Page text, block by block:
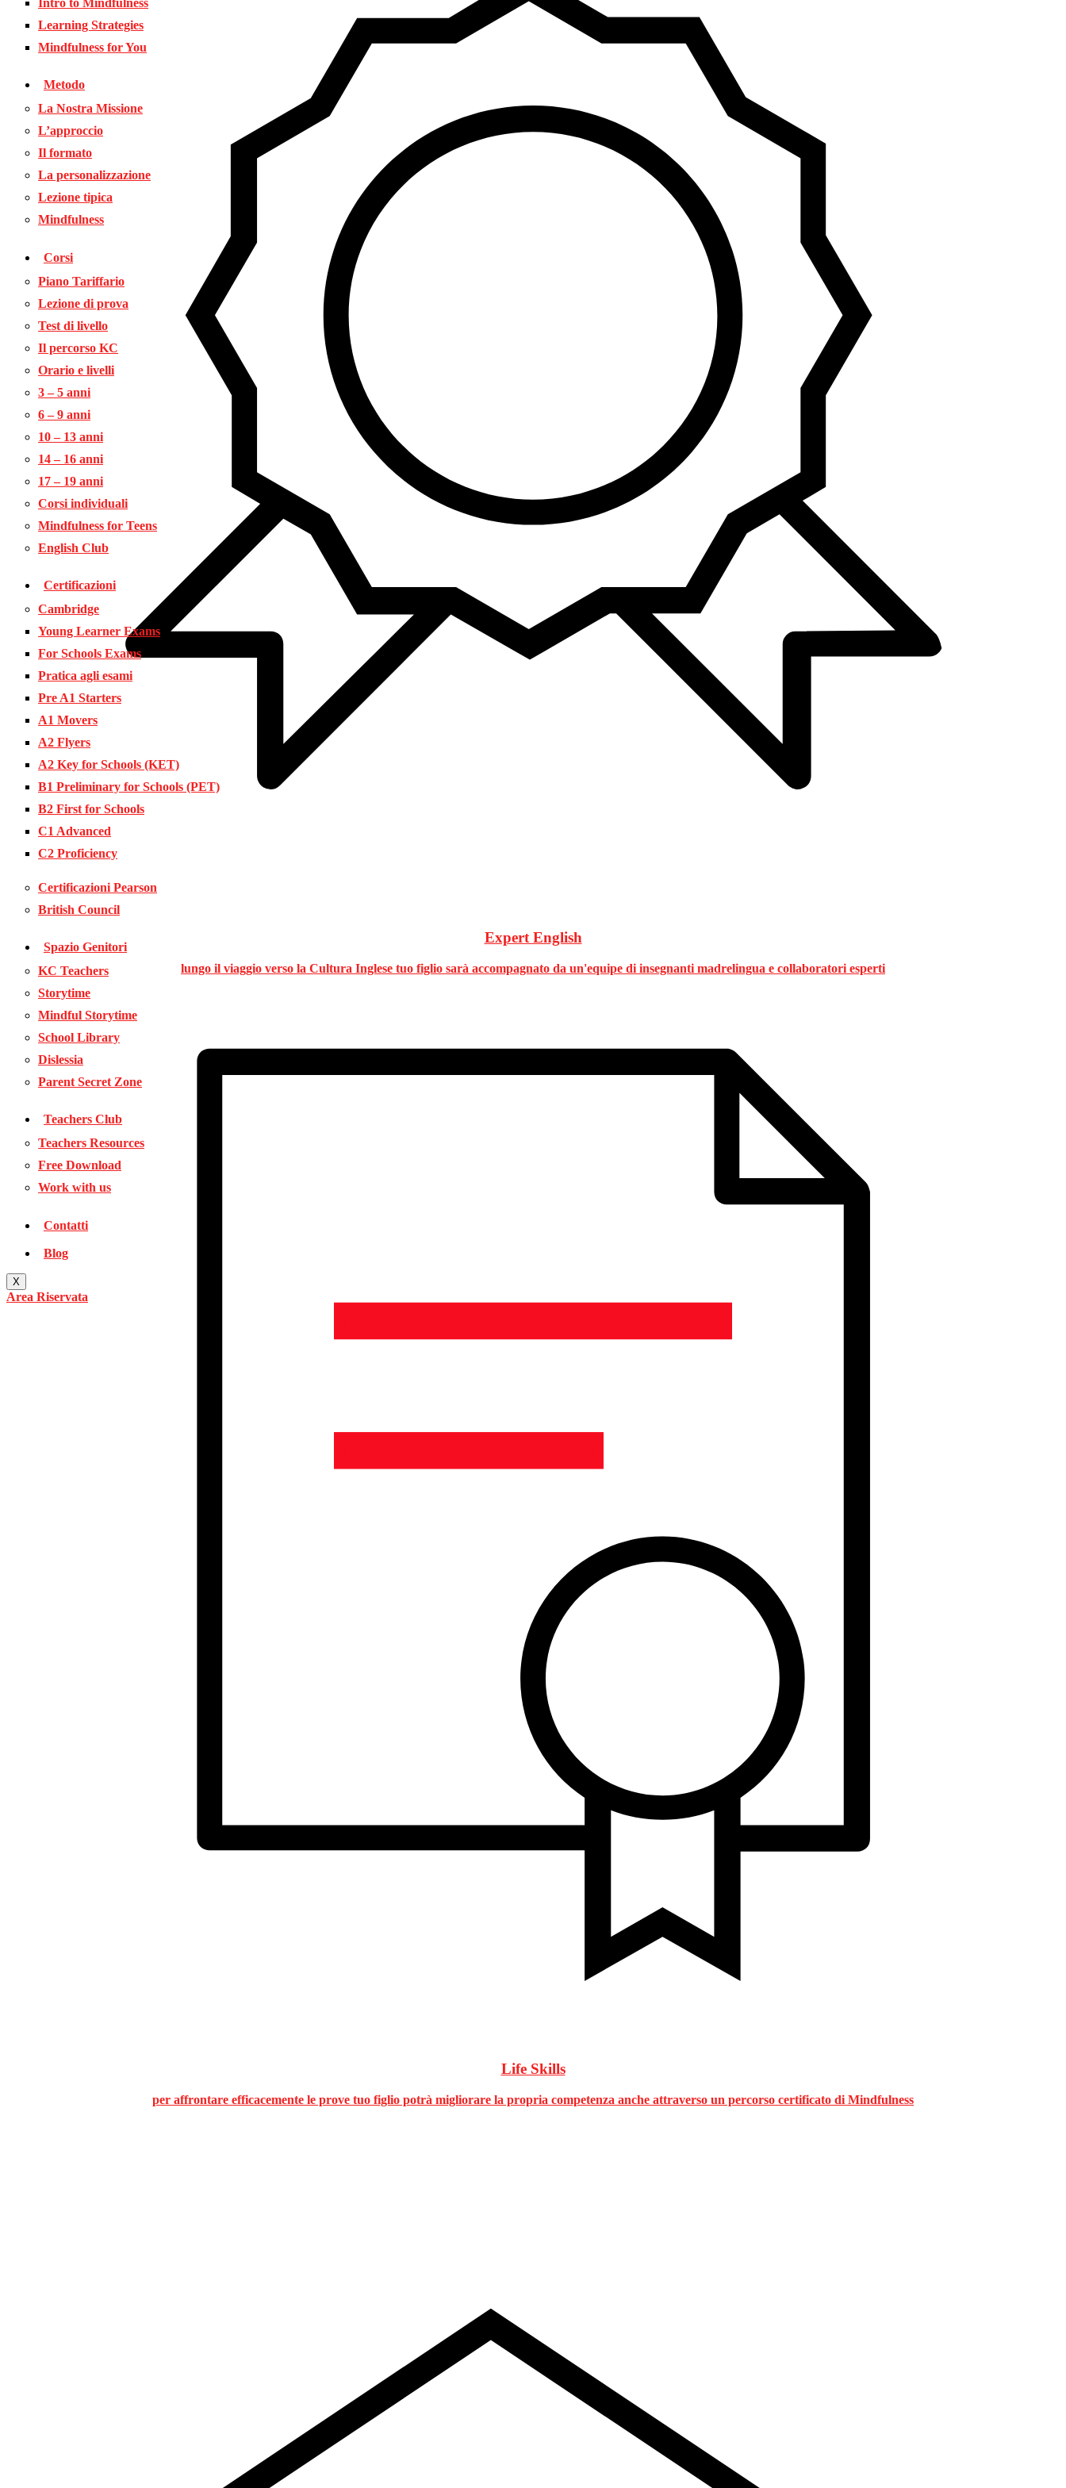
Intro to Mindfulness
Learning Strategies
Mindfulness for You
Metodo
La Nostra Missione
L’approccio
Il formato
La personalizzazione
Lezione tipica
Mindfulness
Corsi
Piano Tariffario
Lezione di prova
Test di livello
Il percorso KC
Orario e livelli
3 – 5 anni
6 – 9 anni
10 – 13 anni
14 – 16 anni
17 – 19 anni
Corsi individuali
Mindfulness for Teens
English Club
Certificazioni
Cambridge
Young Learner Exams
For Schools Exams
Pratica agli esami
Pre A1 Starters
A1 Movers
A2 Flyers
A2 Key for Schools (KET)
B1 Preliminary for Schools (PET)
B2 First for Schools
C1 Advanced
C2 Proficiency
Certificazioni Pearson
British Council
Spazio Genitori
KC Teachers
Storytime
Mindful Storytime
School Library
Dislessia
Parent Secret Zone
Teachers Club
Teachers Resources
Free Download
Work with us
Contatti
Blog
X
Area Riservata
Expert English
lungo il viaggio verso la Cultura Inglese tuo figlio sarà accompagnato da un'equipe di insegnanti madrelingua e collaboratori esperti
Life Skills
per affrontare efficacemente le prove tuo figlio potrà migliorare la propria competenza anche attraverso un percorso certificato di Mindfulness